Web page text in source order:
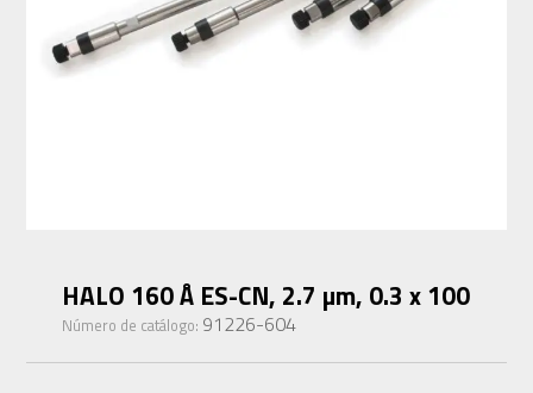
HALO 160 Å ES-CN, 2.7 µm, 0.3 x 100
Número de catálogo: 91226-604